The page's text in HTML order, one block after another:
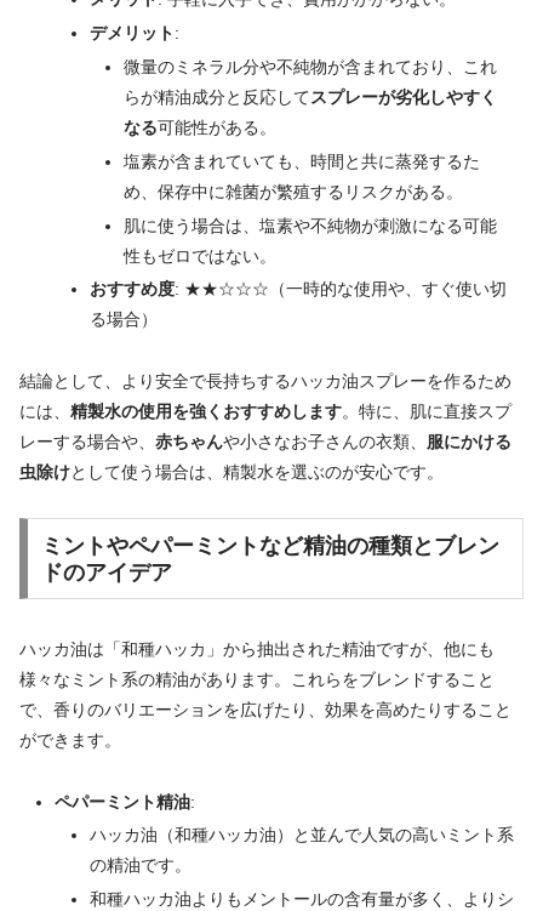
デメリット:
微量のミネラル分や不純物が含まれており、これ
らが精油成分と反応してスプレーが劣化しやすく
なる可能性がある。
塩素が含まれていても、時間と共に蒸発するた
め、保存中に雑菌が繁殖するリスクがある。
肌に使う場合は、塩素や不純物が刺激になる可能
性もゼロではない。
おすすめ度: ★★☆☆☆（一時的な使用や、すぐ使い切
る場合）
結論として、より安全で長持ちするハッカ油スプレーを作るため
には、 精製水の使用を強くおすすめします。特に、肌に直接スプ
レーする場合や、 赤ちゃんや小さなお子さんの衣類、 服にかける
虫除けとして使う場合は、精製水を選ぶのが安心です。
ミントやペパーミントなど精油の種類とブレン
ドのアイデア
ハッカ油は「和種ハッカ」から抽出された精油ですが、他にも
様々なミント系の精油があります。これらをブレンドすること
で、香りのバリエーションを広げたり、効果を高めたりすること
ができます。
ペパーミント精油:
ハッカ油（和種ハッカ油）と並んで人気の高いミント系
の精油です。
和種ハッカ油よりもメントールの含有量が多く、よりシ